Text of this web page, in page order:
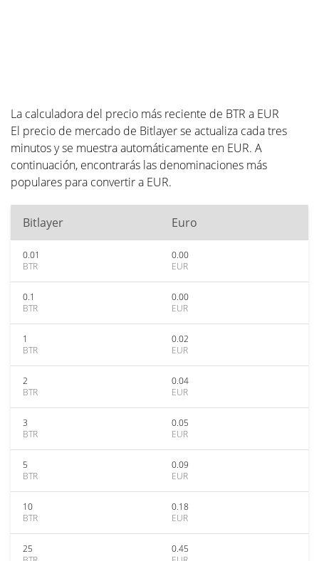
La calculadora del precio más reciente de BTR a EUR
El precio de mercado de Bitlayer se actualiza cada tres
minutos y se muestra automáticamente en EUR. A
continuación, encontrarás las denominaciones más
populares para convertir a EUR.
Bitlayer Euro
0.01
BTR
0.00
EUR
0.1
BTR
0.00
EUR
1
BTR
0.02
EUR
2
BTR
0.04
EUR
3
BTR
0.05
EUR
5
BTR
0.09
EUR
10
BTR
0.18
EUR
25
0.45